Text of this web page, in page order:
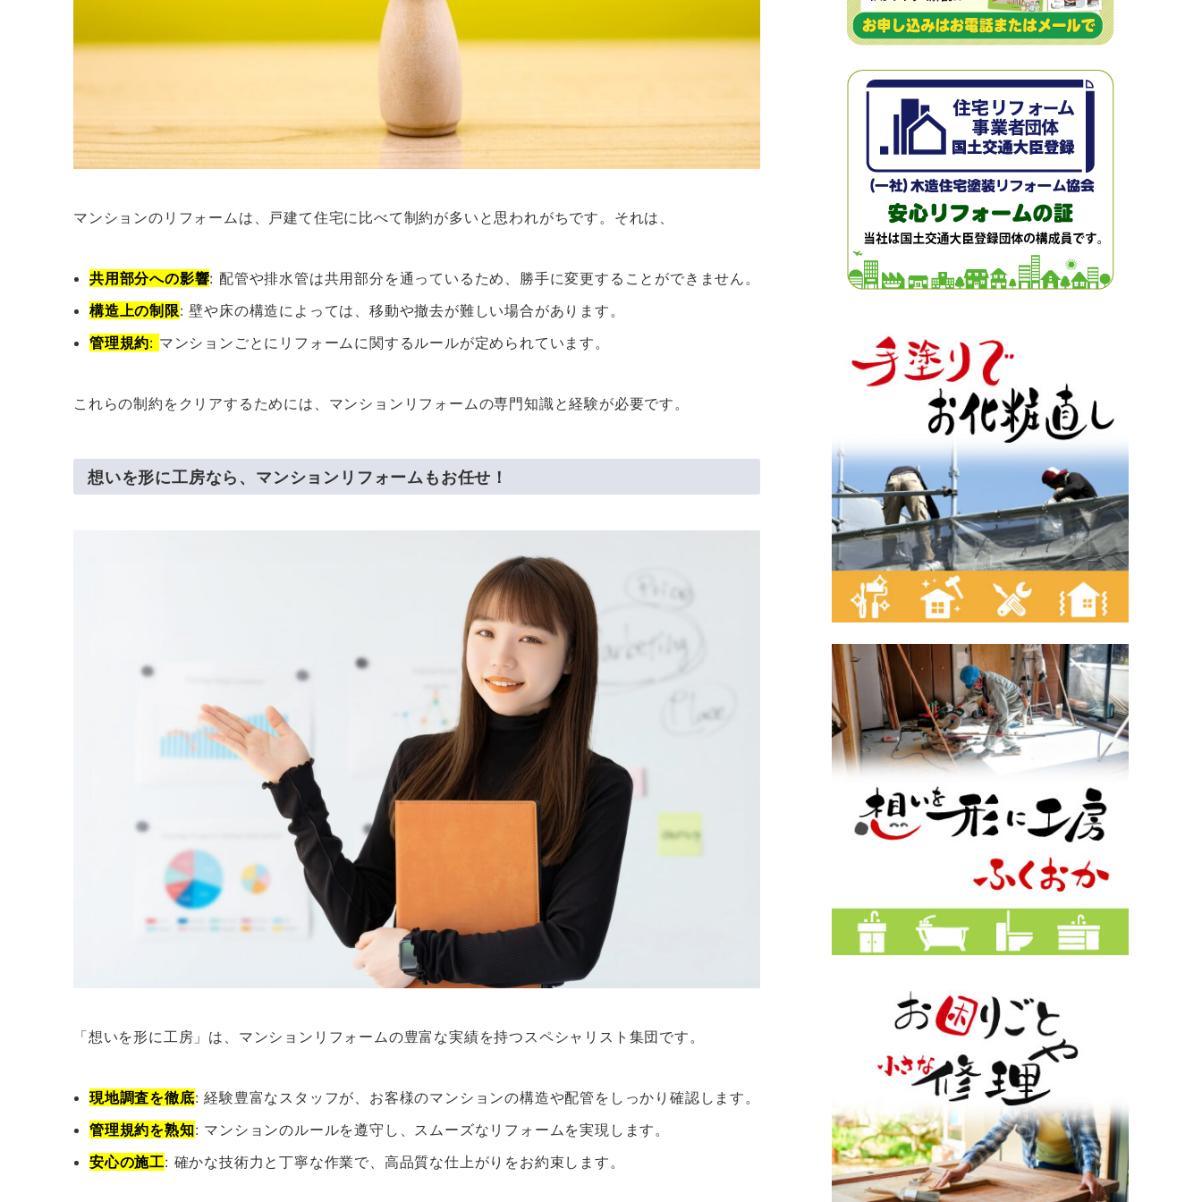
マンションのリフォームは、戸建て住宅に比べて制約が多いと思われがちです。それは、
共用部分への影響: 配管や排水管は共用部分を通っているため、勝手に変更することができません。
構造上の制限: 壁や床の構造によっては、移動や撤去が難しい場合があります。
管理規約: マンションごとにリフォームに関するルールが定められています。
これらの制約をクリアするためには、マンションリフォームの専門知識と経験が必要です。
想いを形に工房なら、マンションリフォームもお任せ！
「想いを形に工房」は、マンションリフォームの豊富な実績を持つスペシャリスト集団です。
現地調査を徹底: 経験豊富なスタッフが、お客様のマンションの構造や配管をしっかり確認します。
管理規約を熟知: マンションのルールを遵守し、スムーズなリフォームを実現します。
安心の施工: 確かな技術力と丁寧な作業で、高品質な仕上がりをお約束します。